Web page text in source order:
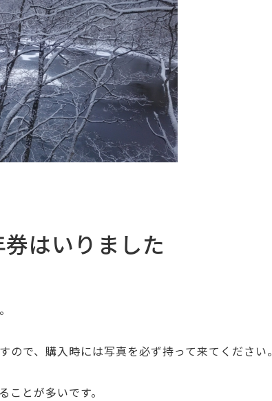
はいりました
ので、購入時には写真を必ず持って来てください。
ことが多いです。